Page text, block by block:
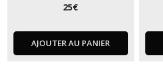
25€
AJOUTER AU PANIER
Tapis
de